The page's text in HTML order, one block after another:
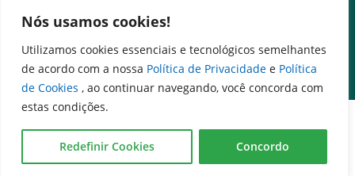
Nós usamos cookies!
Utilizamos cookies essenciais e tecnológicos semelhantes
de acordo com a nossa Política de Privacidade e Política
de Cookies , ao continuar navegando, você concorda com
estas condições.
Redefinir Cookies Concordo
e-SIC – Serviço Eletrônico de Informação ao Cidadão
Ouvidoria Setorial (Expresso)
Ouvidoria Setorial (Presencial)